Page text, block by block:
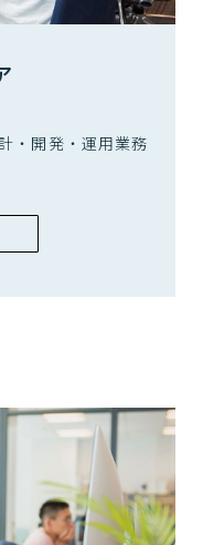
・開発・運用業務